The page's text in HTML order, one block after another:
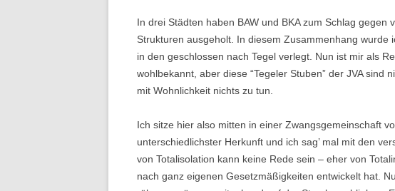
In drei Städten haben BAW und BKA zum Schlag gegen
Strukturen ausgeholt. In diesem Zusammenhang wurde
in den geschlossen nach Tegel verlegt. Nun ist mir als
wohlbekannt, aber diese “Tegeler Stuben” der JVA sind
mit Wohnlichkeit nichts zu tun.
Ich sitze hier also mitten in einer Zwangsgemeinschaft
unterschiedlichster Herkunft und ich sag’ mal mit den
von Totalisolation kann keine Rede sein – eher von
nach ganz eigenen Gesetzmäßigkeiten entwickelt hat.